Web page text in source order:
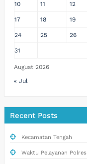
August 2026
10 11 12
17 18 19
24 25 26
31
« Jul
Recent Posts
Kecamatan Tengah
Waktu Pelayanan Polres